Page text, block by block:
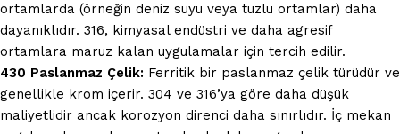
ortamlarda (örneğin deniz suyu veya tuzlu ortamlar) daha
dayanıklıdır. 316, kimyasal endüstri ve daha agresif
ortamlara maruz kalan uygulamalar için tercih edilir.
430 Paslanmaz Çelik: Ferritik bir paslanmaz çelik türüdür ve
genellikle krom içerir. 304 ve 316’ya göre daha düşük
maliyetlidir ancak korozyon direnci daha sınırlıdır. İç mekan